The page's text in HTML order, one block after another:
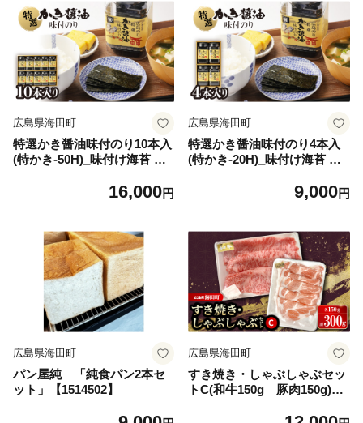
広島県海田町
特選かき醤油味付のり10本入
(特かき-50H)_味付け海苔 味
ト 国産 広島牡蠣 だし ご飯の
16,000円
広島県海田町
特選かき醤油味付のり4本入
(特かき-20H)_味付け海苔 味
ト 国産 広島牡蠣 だし ご飯の
9,000円
広島県海田町
パン屋純 「純食パン2本セ
ット」【1514502】
広島県海田町
すき焼き・しゃぶしゃぶセッ
トC(和牛150g 豚肉150g)_
ゃぶ セット 人気 美味しい